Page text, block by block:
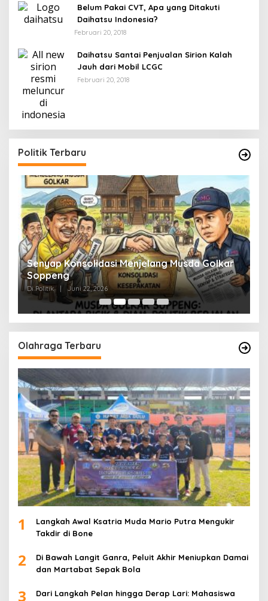
Belum Pakai CVT, Apa yang Ditakuti
Daihatsu Indonesia?
Februari 20, 2018
Daihatsu Santai Penjualan Sirion Kalah
Jauh dari Mobil LCGC
Februari 20, 2018
Politik Terbaru
Senyap Konsolidasi Menjelang Musda Golkar
Soppeng
Di Politik | Juni 22, 2026
Olahraga Terbaru
1
Langkah Awal Ksatria Muda Mario Putra Mengukir
Takdir di Bone
2
Di Bawah Langit Ganra, Peluit Akhir Meniupkan Damai
dan Martabat Sepak Bola
3
Dari Langkah Pelan hingga Derap Lari: Mahasiswa